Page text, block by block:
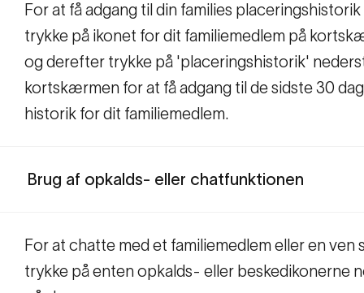
For at få adgang til din families placeringshistorik
trykke på ikonet for dit familiemedlem på
og derefter trykke på 'placeringshistorik'
kortskærmen for at få adgang til de sidste 30
historik for dit familiemedlem.
Brug af opkalds- eller chatfunktionen
For at chatte med et familiemedlem eller en ven
trykke på enten opkalds- eller beskedikonerne